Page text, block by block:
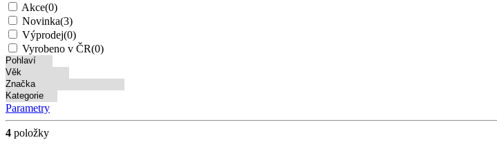
Akce(0)
Novinka(3)
Výprodej(0)
Vyrobeno v ČR(0)
Pohlaví
Věk
Značka
Kategorie
Parametry
4 položky